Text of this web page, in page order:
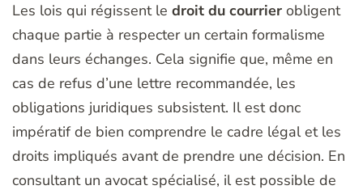
Les lois qui régissent le droit du courrier obligent
chaque partie à respecter un certain formalisme
dans leurs échanges. Cela signifie que, même en
cas de refus d’une lettre recommandée, les
obligations juridiques subsistent. Il est donc
impératif de bien comprendre le cadre légal et les
droits impliqués avant de prendre une décision. En
consultant un avocat spécialisé, il est possible de